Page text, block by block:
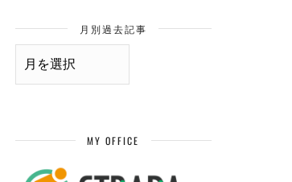
月別過去記事
月
MY OFFICE